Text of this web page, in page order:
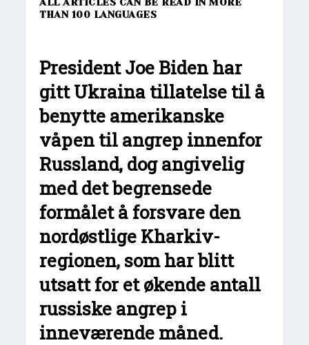
THAN 100 LANGUAGES
President Joe Biden har
gitt Ukraina tillatelse til å
benytte amerikanske
våpen til angrep innenfor
Russland, dog angivelig
med det begrensede
formålet å forsvare den
nordøstlige Kharkiv-
regionen, som har blitt
utsatt for et økende antall
russiske angrep i
inneværende måned.